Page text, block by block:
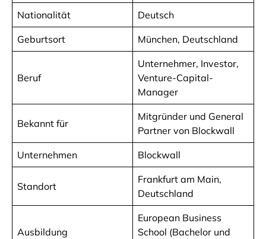
Nationalität Deutsch
Geburtsort München, Deutschland
Beruf
Unternehmer, Investor,
Venture-Capital-
Manager
Bekannt für
Mitgründer und General
Partner von Blockwall
Unternehmen Blockwall
Standort
Frankfurt am Main,
Deutschland
Ausbildung
European Business
School (Bachelor und